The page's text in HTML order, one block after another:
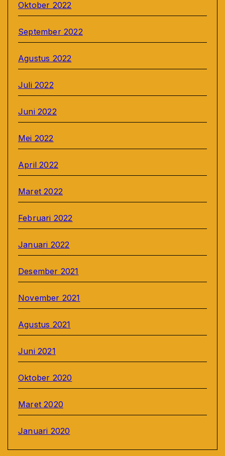
Oktober 2022
September 2022
Agustus 2022
Juli 2022
Juni 2022
Mei 2022
April 2022
Maret 2022
Februari 2022
Januari 2022
Desember 2021
November 2021
Agustus 2021
Juni 2021
Oktober 2020
Maret 2020
Januari 2020